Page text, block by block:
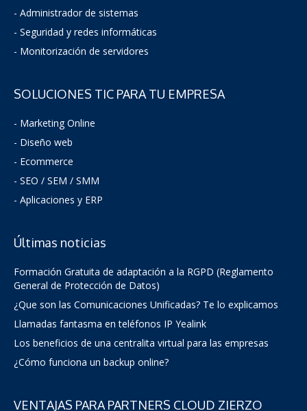
- Administrador de sistemas
- Seguridad y redes informáticas
- Monitorización de servidores
SOLUCIONES TIC PARA TU EMPRESA
- Marketing Online
- Diseño web
- Ecommerce
- SEO / SEM / SMM
- Aplicaciones y ERP
Últimas noticias
Formación Gratuita de adaptación a la RGPD (Reglamento
General de Protección de Datos)
¿Que son las Comunicaciones Unificadas? Te lo explicamos
Llamadas fantasma en teléfonos IP Yealink
Los beneficios de una centralita virtual para las empresas
¿Cómo funciona un backup online?
VENTAJAS PARA PARTNERS CLOUD ZIERZO